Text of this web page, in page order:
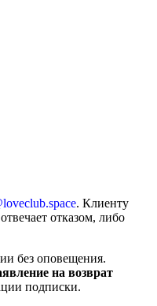
. Клиенту
отказом, либо
без оповещения.
на возврат
подписки.